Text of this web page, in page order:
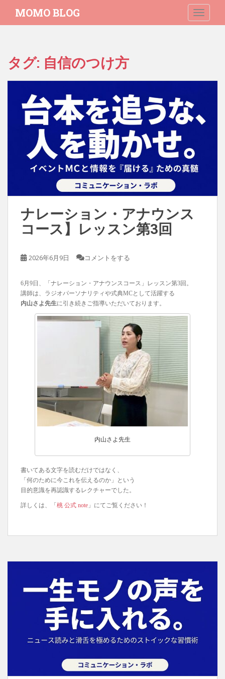
i
MOMO BLOG
タグ: 自信のつけ方
ナレーション・アナウンス
コース】レッスン第3回
2026年6月9日 コメントをする
6月9日、「ナレーション・アナウンスコース」レッスン第3回。
講師は、ラジオパーソナリティや式典MCとして活躍する
内山さよ先生に引き続きご指導いただいております。
内山さよ先生
書いてある文字を読むだけではなく、
「何のために今これを伝えるのか」という
目的意識を再認識するレクチャーでした。
詳しくは、「桃 公式 note 」にてご覧ください！